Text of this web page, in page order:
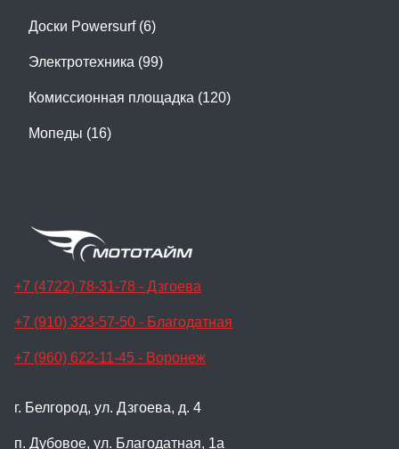
Доски Powersurf (6)
Электротехника (99)
Комиссионная площадка (120)
Мопеды (16)
+7 (4722) 78-31-78 - Дзгоева
+7 (910) 323-57-50 - Благодатная
+7 (960) 622-11-45 - Воронеж
г. Белгород, ул. Дзгоева, д. 4
п. Дубовое, ул. Благодатная, 1а